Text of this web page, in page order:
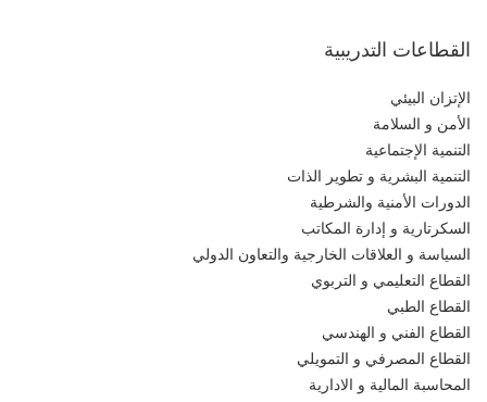
القطاعات التدريبية
الإتزان البيئي
الأمن و السلامة
التنمية الإجتماعية
التنمية البشرية و تطوير الذات
الدورات الأمنية والشرطية
السكرتارية و إدارة المكاتب
السياسة و العلاقات الخارجية والتعاون الدولي
القطاع التعليمي و التربوي
القطاع الطبي
القطاع الفني و الهندسي
القطاع المصرفي و التمويلي
المحاسبة المالية و الادارية